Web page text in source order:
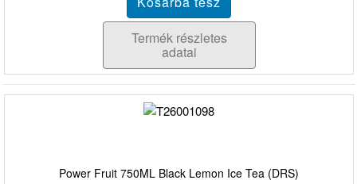
Termék részletes
adatai
Power Fruit 750ML Black Lemon Ice Tea (DRS)